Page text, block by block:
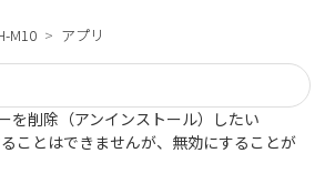
M10 アプリ
を削除（アンインストール）したい
ことはできませんが、無効にすることが